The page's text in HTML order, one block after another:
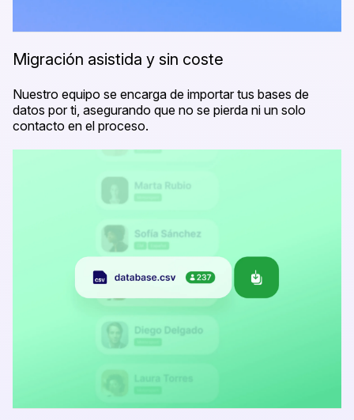
Migración asistida y sin coste
Nuestro equipo se encarga de importar tus bases de
datos por ti, asegurando que no se pierda ni un solo
contacto en el proceso.